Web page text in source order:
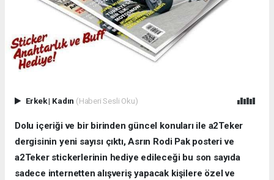
Erkek| Kadın (Haberi Sesli Oku)
Dolu içeriği ve bir birinden güncel konuları ile a2Teker
dergisinin yeni sayısı çıktı, Asrın Rodi Pak posteri ve
a2Teker stickerlerinin hediye edileceği bu son sayıda
sadece internetten alışveriş yapacak kişilere özel ve